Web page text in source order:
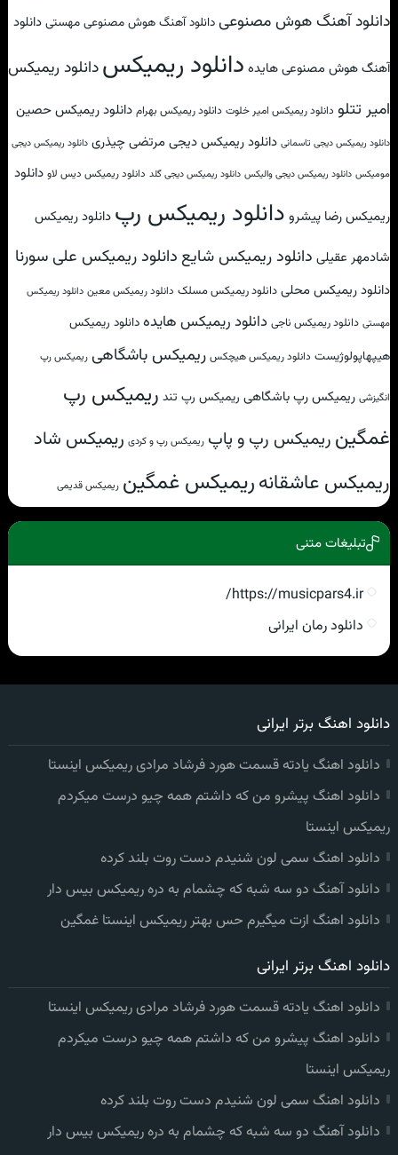
دانلود آهنگ هوش مصنوعیدانلود آهنگ هوش مصنوعی مهستیدانلود
آهنگ هوش مصنوعی هایده دانلود ریمیکسدانلود ریمیکس
امیر تتلو دانلود ریمیکس امیر خلوت دانلود ریمیکس بهرام دانلود ریمیکس حصین
دانلود ریمیکس دیجی تاسمانی دانلود ریمیکس دیجی مرتضی چیذری دانلود ریمیکس دیجی
مومیکس دانلود ریمیکس دیجی والیکس دانلود ریمیکس دیجی گلد دانلود ریمیکس دیس لاو دانلود
ریمیکس رضا پیشرو دانلود ریمیکس رپ دانلود ریمیکس
شادمهر عقیلی دانلود ریمیکس شایع دانلود ریمیکس علی سورنا
دانلود ریمیکس محلی دانلود ریمیکس مسلک دانلود ریمیکس معین دانلود ریمیکس
مهستی دانلود ریمیکس ناجی دانلود ریمیکس هایدهدانلود ریمیکس
هیپهاپولوژیست دانلود ریمیکس هیچکس ریمیکس باشگاهی ریمیکس رپ
انگیزشی ریمیکس رپ باشگاهی ریمیکس رپ تند ریمیکس رپ
غمگین ریمیکس رپ و پاپ ریمیکس رپ و کردی ریمیکس شاد
ریمیکس عاشقانهریمیکس غمگین ریمیکس قدیمی
تبلیغات متنی
https://musicpars4.ir/
دانلود رمان ایرانی
دانلود اهنگ برتر ایرانی
دانلود اهنگ یادته قسمت هورد فرشاد مرادی ریمیکس اینستا
دانلود اهنگ پیشرو من که داشتم همه چیو درست میکردم
ریمیکس اینستا
دانلود اهنگ سمی لون شنیدم دست روت بلند کرده
دانلود آهنگ دو سه شبه که چشمام به دره ریمیکس بیس دار
دانلود اهنگ ازت میگیرم حس بهتر ریمیکس اینستا غمگین
دانلود اهنگ برتر ایرانی
دانلود اهنگ یادته قسمت هورد فرشاد مرادی ریمیکس اینستا
دانلود اهنگ پیشرو من که داشتم همه چیو درست میکردم
ریمیکس اینستا
دانلود اهنگ سمی لون شنیدم دست روت بلند کرده
دانلود آهنگ دو سه شبه که چشمام به دره ریمیکس بیس دار